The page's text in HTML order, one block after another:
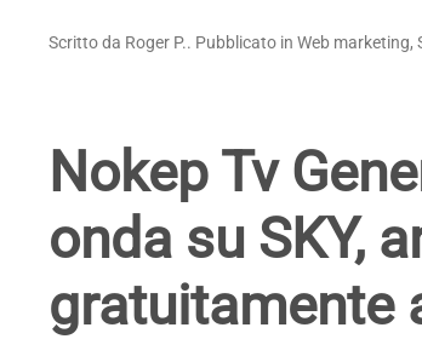
Scritto da Roger P.. Pubblicato in Web marketing,
Nokep Tv
onda su SKY,
gratuitamente